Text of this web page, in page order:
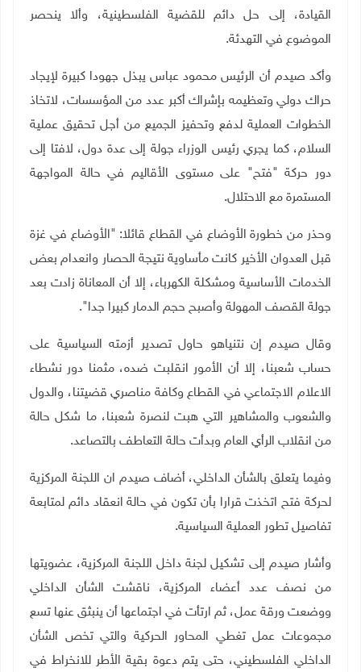
القيادة، إلى حل دائم للقضية الفلسطينية، وألا ينحصر
الموضوع في التهدئة.
وأكد صيدم أن الرئيس محمود عباس يبذل جهودا كبيرة لإيجاد
حراك دولي وتعظيمه بإشراك أكبر عدد من المؤسسات، لاتخاذ
الخطوات العملية لدفع وتحفيز الجميع من أجل تحقيق عملية
السلام، كما يجري رئيس الوزراء جولة إلى عدة دول، لافتا إلى
دور حركة "فتح" على مستوى الأقاليم في حالة المواجهة
المستمرة مع الاحتلال.
وحذر من خطورة الأوضاع في القطاع قائلا: "الأوضاع في غزة
قبل العدوان الأخير كانت مأساوية نتيجة الحصار وانعدام بعض
الخدمات الأساسية ومشكلة الكهرباء، إلا أن المعاناة زادت بعد
جولة القصف المهولة وأصبح حجم الدمار كبيرا جدا"
.
وقال صيدم إن نتنياهو حاول تصدير أزمته السياسية على
حساب شعبنا، إلا أن الأمور انقلبت ضده، مثمنا دور نشطاء
الاعلام الاجتماعي في القطاع وكافة مناصري قضيتنا، والدول
والشعوب والمشاهير التي هبت لنصرة شعبنا، ما شكل حالة
من انقلاب الرأي العام وبدأت حالة التعاطف بالتصاعد.
وفيما يتعلق بالشأن الداخلي، أضاف صيدم ان اللجنة المركزية
لحركة فتح اتخذت قرارا بأن تكون في حالة انعقاد دائم لمتابعة
تفاصيل تطور العملية السياسية.
وأشار صيدم إلى تشكيل لجنة داخل اللجنة المركزية، عضويتها
من نصف عدد أعضاء المركزية، ناقشت الشأن الداخلي
ووضعت ورقة عمل، ثم ارتأت في اجتماعها أن ينبثق عنها تسع
مجموعات عمل تغطي المحاور الحركية والتي تخص الشأن
الداخلي الفلسطيني، حتى يتم دعوة بقية الأطر للانخراط في